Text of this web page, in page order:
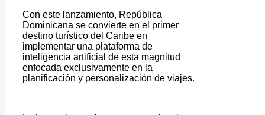
Con este lanzamiento, República
Dominicana se convierte en el primer
destino turístico del Caribe en
implementar una plataforma de
inteligencia artificial de esta magnitud
enfocada exclusivamente en la
planificación y personalización de viajes.